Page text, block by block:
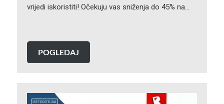
vrijedi iskoristiti! Očekuju vas sniženja do 45% na…
POGLEDAJ